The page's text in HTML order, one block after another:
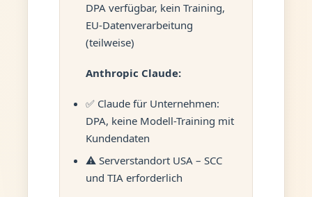
DPA verfügbar, kein Training,
EU-Datenverarbeitung
(teilweise)
Anthropic Claude:
✅ Claude für Unternehmen:
DPA, keine Modell-Training mit
Kundendaten
⚠️ Serverstandort USA – SCC
und TIA erforderlich